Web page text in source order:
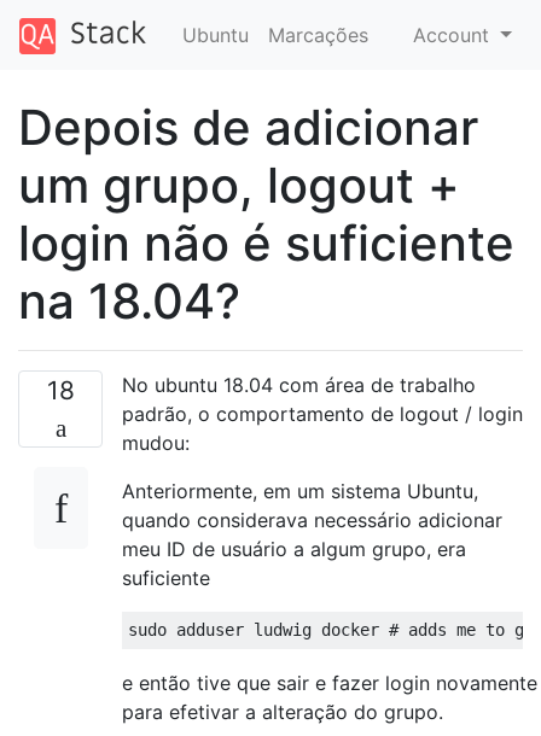
Ubuntu Marcações Account
Depois de adicionar
um grupo, logout +
login não é suficiente
na 18.04?
18
No ubuntu 18.04 com área de trabalho
padrão, o comportamento de logout / login
mudou:
Anteriormente, em um sistema Ubuntu,
quando considerava necessário adicionar
meu ID de usuário a algum grupo, era
suficiente
e então tive que sair e fazer login novamente
para efetivar a alteração do grupo.